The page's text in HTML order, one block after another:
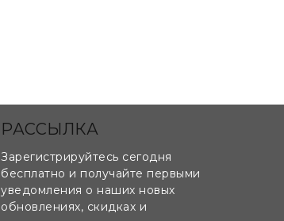
РАССЫЛКА
Зарегистрируйтесь сегодня
бесплатно и получайте первыми
уведомления о наших новых
обновлениях, скидках и